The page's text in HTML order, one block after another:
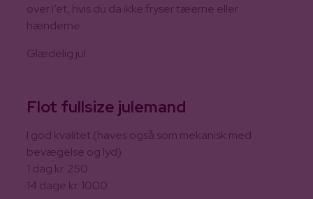
over i’et, hvis du da ikke fryser tæerne eller
hænderne.
Glædelig jul
Flot fullsize julemand
I god kvalitet (haves også som mekanisk med
bevægelse og lyd)
1 dag kr. 250
14 dage kr. 1000